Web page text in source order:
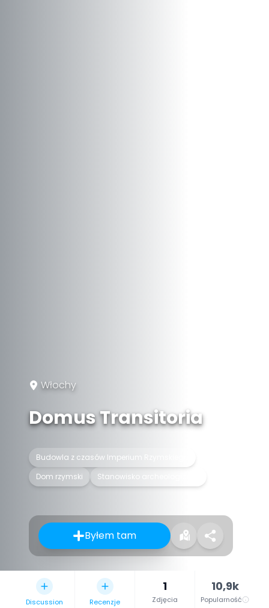
Włochy
Domus Transitoria
Budowla z czasów Imperium Rzymskiego
Dom rzymski
Stanowisko archeologiczne
Byłem tam
Discussion Recenzje
1
Zdjęcia
10,9k
Popularność